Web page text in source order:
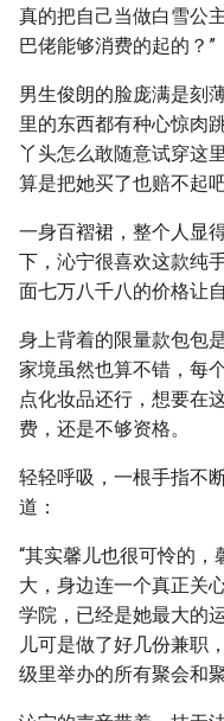
真的把自己当做白雪公
巴佬能够消费的起的？”
男生俊朗的脸庞满是刻
里的东西都有种心惊肉
丫头怎么敢随意试穿这
算是把她买了也赔不起吧
一身百褶裙，整个人显
下，沁宁很喜欢这款纯
面七万八千八的价格让
身上背着的限量款包包
家境虽然也算不错，每
点化妆品还行，想要在
费，还是不够资格。
轻轻呼吸，一根手指不
道：
“其实馨儿也很可怜的
大，身边连一个真正关
学院，已经是她最大的
儿可是做了好几份兼职
级里举办的所有聚会和